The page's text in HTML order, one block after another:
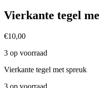
Vierkante tegel
€10,00
3 op voorraad
Vierkante tegel met spreuk
3 op voorraad